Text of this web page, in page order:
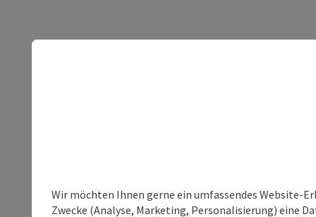
Wir möchten Ihnen gerne ein umfassendes Website-
Zwecke (Analyse, Marketing, Personalisierung) eine